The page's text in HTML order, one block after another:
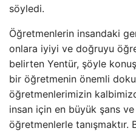
söyledi.
Öğretmenlerin insandaki
onlara iyiyi ve doğruyu
belirten Yentür, şöyle
bir öğretmenin önemli
öğretmenlerimizin
insan için en büyük şans
öğretmenlerle tanışmaktır.